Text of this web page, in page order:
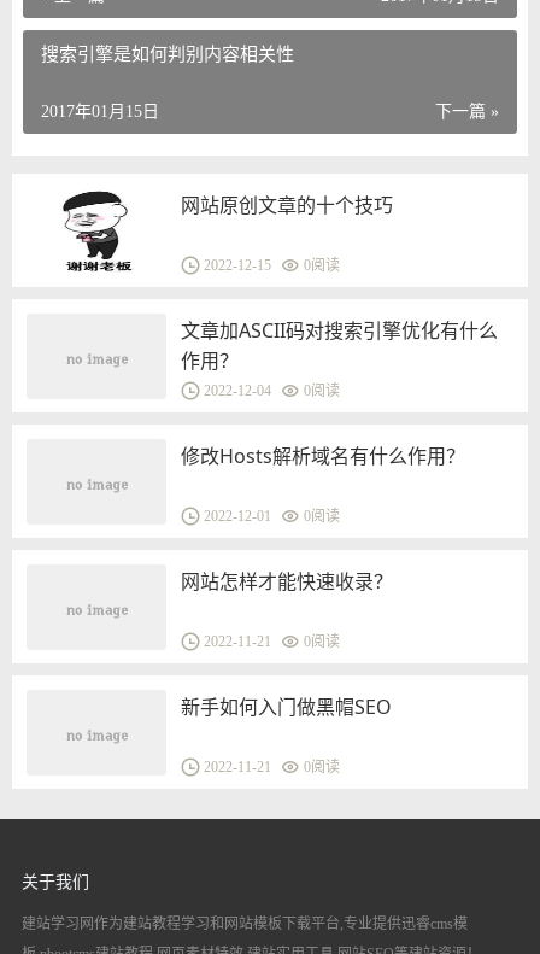
搜索引擎是如何判别内容相关性
2017年01月15日 下一篇 »
网站原创文章的十个技巧
2022-12-15 0阅读
文章加ASCII码对搜索引擎优化有什么
作用？
2022-12-04 0阅读
修改Hosts解析域名有什么作用？
2022-12-01 0阅读
网站怎样才能快速收录？
2022-11-21 0阅读
新手如何入门做黑帽SEO
2022-11-21 0阅读
关于我们
建站学习网作为建站教程学习和网站模板下载平台,专业提供迅睿cms模